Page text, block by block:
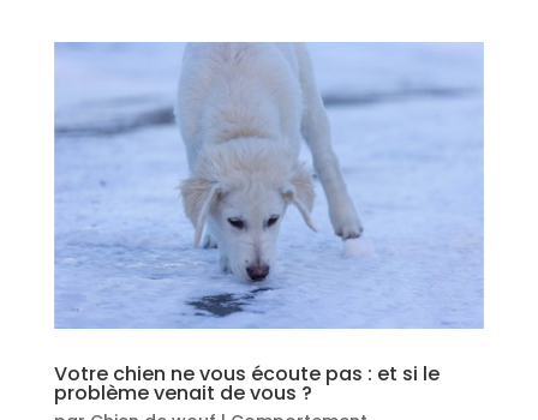
Votre chien ne vous écoute pas : et si le
problème venait de vous ?